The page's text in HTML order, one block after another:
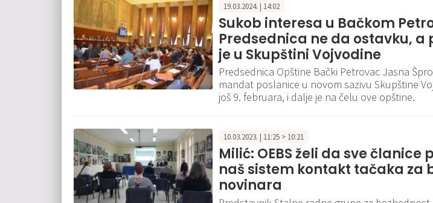
19.03.2024. | 14:02
Sukob interesa u Bačkom
Predsednica ne da ostavku, a
je u Skupštini Vojvodine
Predsednica Opštine Bački Petrovac Jasna
mandat poslanice u novom sazivu Skupštine
još 9. februara, i dalje je na čelu ove opštine.
10.03.2023. | 11:25 > 10:21
Milić: OEBS želi da sve članice
naš sistem kontakt tačaka za
novinara